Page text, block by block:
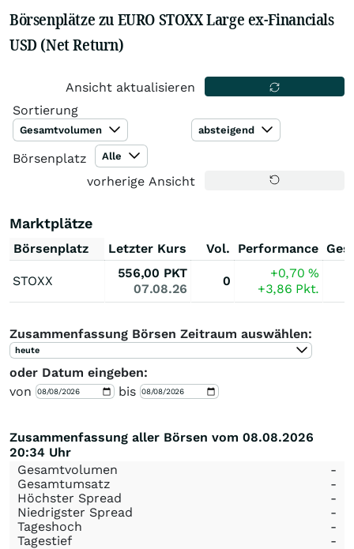
Börsenplätze zu EURO STOXX Large ex-Financials
USD (Net Return)
Ansicht aktualisieren
Sortierung
Gesamtvolumen absteigend
Börsenplatz Alle
vorherige Ansicht
Marktplätze
Börsenplatz Letzter Kurs Vol. Performance
STOXX
556,00 PKT
07.08.26
0
+0,70%
+3,86 Pkt.
Zusammenfassung Börsen Zeitraum auswählen:
heute
oder Datum eingeben:
von
bis
Zusammenfassung aller Börsen vom 08.08.2026
20:34 Uhr
Gesamtvolumen
-
Gesamtumsatz
-
Höchster Spread
-
Niedrigster Spread
-
Tageshoch
-
Tagestief
-